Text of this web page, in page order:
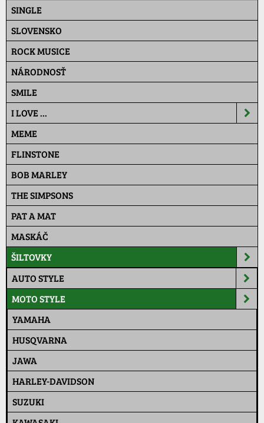
SINGLE
SLOVENSKO
ROCK MUSICE
NÁRODNOSŤ
SMILE
I LOVE ...
MEME
FLINSTONE
BOB MARLEY
THE SIMPSONS
PAT A MAT
MASKÁČ
ŠILTOVKY
AUTO STYLE
MOTO STYLE
YAMAHA
HUSQVARNA
JAWA
HARLEY-DAVIDSON
SUZUKI